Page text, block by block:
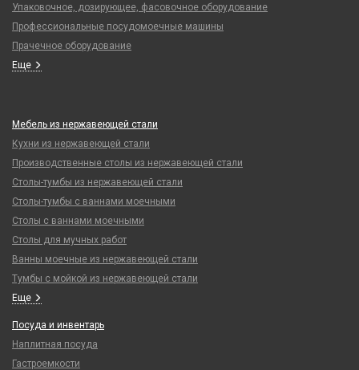
Упаковочное, дозирующее, фасовочное оборудование
Профессиональные посудомоечные машины
Прачечное оборудование
Еще
Мебель из нержавеющей стали
Кухни из нержавеющей стали
Производственные столы из нержавеющей стали
Столы-тумбы из нержавеющей стали
Столы-тумбы с ваннами моечными
Столы с ваннами моечными
Столы для мучных работ
Ванны моечные из нержавеющей стали
Тумбы с мойкой из нержавеющей стали
Еще
Посуда и инвентарь
Наплитная посуда
Гастроемкости